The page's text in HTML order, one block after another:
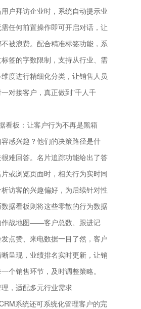
户拜访企业时，系统自动提示业
任何前置操作即可开启对话，让
被浪费。配合精准标签功能，系
签的字数限制，支持从行业、需
度进行精细化分类，让销售人员
对接客户，真正做到"千人千
板：让客户行为不再是黑箱
兴趣？他们的决策路径是什
难回答。名片追踪功能给出了答
或浏览页面时，相关行为实时同
访客的兴趣偏好，为后续针对性
据看板则将这些零散的行为数据
作战地图——客户总数、跟进记
点赞、来电数据一目了然，客户
呈现，业绩排名实时更新，让销
个销售环节，及时调整策略。
，适配多元行业需求
系统还可系统化管理客户的完